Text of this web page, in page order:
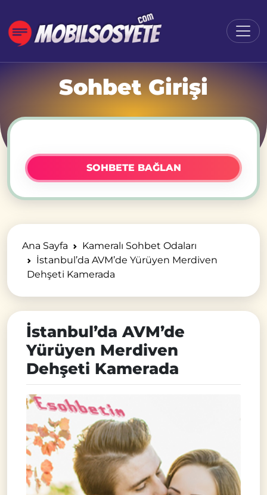
Sohbet Girişi
SOHBETE BAĞLAN
Ana Sayfa
Kameralı Sohbet Odaları
İstanbul’da AVM’de Yürüyen Merdiven
Dehşeti Kamerada
İstanbul’da AVM’de
Yürüyen Merdiven
Dehşeti Kamerada